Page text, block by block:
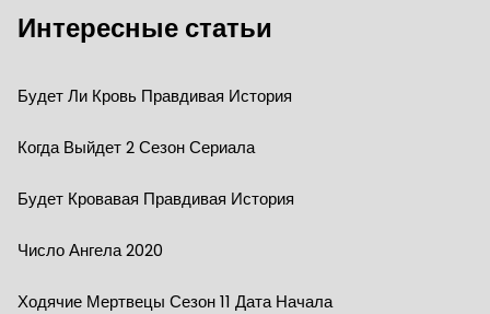
Интересные статьи
Будет Ли Кровь Правдивая История
Когда Выйдет 2 Сезон Сериала
Будет Кровавая Правдивая История
Число Ангела 2020
Ходячие Мертвецы Сезон 11 Дата Начала